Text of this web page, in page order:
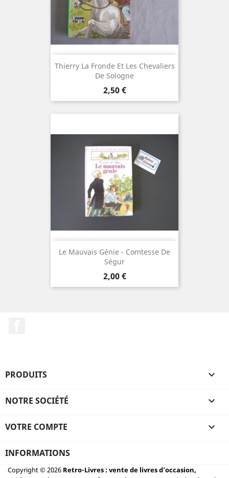
Thierry La Fronde Et Les Chevaliers
De Sologne
Prix
2,50 €
Le Mauvais Génie - Comtesse De
Ségur
Prix
2,00 €
PRODUITS 
NOTRE SOCIÉTÉ 
VOTRE COMPTE 
INFORMATIONS
Copyright © 2026 Retro-Livres : vente de livres d'occasion,